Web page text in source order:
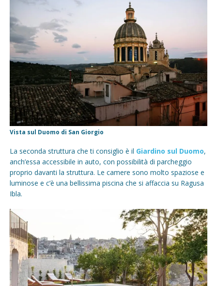
Vista sul Duomo di San Giorgio
La seconda struttura che ti consiglio è il Giardino sul Duomo,
anch’essa accessibile in auto, con possibilità di parcheggio
proprio davanti la struttura. Le camere sono molto spaziose e
luminose e c’è una bellissima piscina che si affaccia su Ragusa
Ibla.